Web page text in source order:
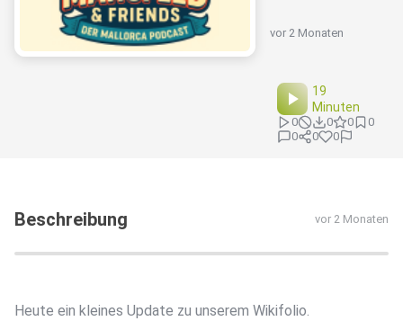
vor 2 Monaten
19
Minuten
0 0 0
0
0
0 0
Beschreibung vor 2 Monaten
Heute ein kleines Update zu unserem Wikifolio.